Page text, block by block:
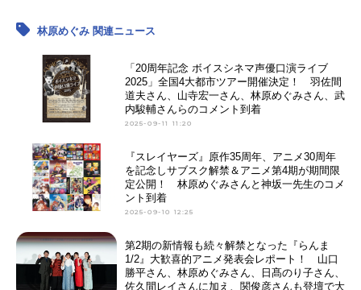
男性声優/女性声優一覧
FOLLOW US
林原めぐみ 関連ニュース
「20周年記念 ボイスシネマ声優口演ライブ
2025」全国4大都市ツアー開催決定！ 羽佐間
道夫さん、山寺宏一さん、林原めぐみさん、武
内駿輔さんらのコメント到着
2025-09-11 11:20
『スレイヤーズ』原作35周年、アニメ30周年
を記念しサブスク解禁＆アニメ第4期が期間限
定公開！ 林原めぐみさんと神坂一先生のコメ
ント到着
2025-09-10 12:25
第2期の新情報も続々解禁となった『らんま
1/2』大歓喜的アニメ発表会レポート！ 山口
勝平さん、林原めぐみさん、日髙のり子さん、
佐久間レイさんに加え、関俊彦さんも登壇で大